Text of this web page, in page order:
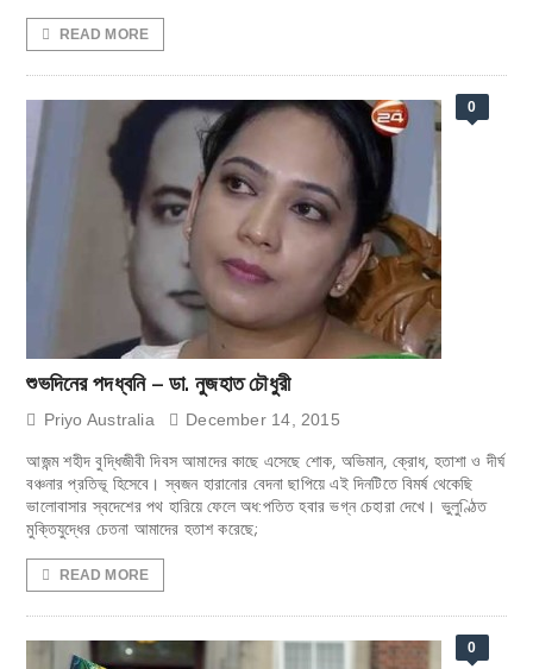
READ MORE
0
শুভদিনের পদধ্বনি – ডা. নুজহাত চৌধুরী
Priyo Australia December 14, 2015
আজন্ম শহীদ বুদ্ধিজীবী দিবস আমাদের কাছে এসেছে শোক, অভিমান, ক্রোধ, হতাশা ও দীর্ঘ
বঞ্চনার প্রতিভূ হিসেবে। স্বজন হারানোর বেদনা ছাপিয়ে এই দিনটিতে বিমর্ষ থেকেছি
ভালোবাসার স্বদেশের পথ হারিয়ে ফেলে অধ:পতিত হবার ভগ্ন চেহারা দেখে। ভুলুণ্ঠিত
মুক্তিযুদ্ধের চেতনা আমাদের হতাশ করেছে;
READ MORE
0